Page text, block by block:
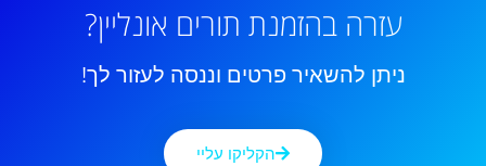
עזרה בהזמנת תורים אונליין?
ניתן להשאיר פרטים וננסה לעזור לך!
הקליקו עליי